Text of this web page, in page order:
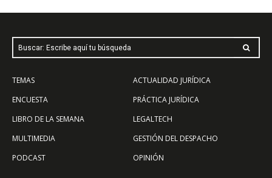
Buscar: Escribe aquí tu búsqueda
TEMAS
ENCUESTA
LIBRO DE LA SEMANA
MULTIMEDIA
PODCAST
ACTUALIDAD JURÍDICA
PRÁCTICA JURÍDICA
LEGALTECH
GESTIÓN DEL DESPACHO
OPINIÓN